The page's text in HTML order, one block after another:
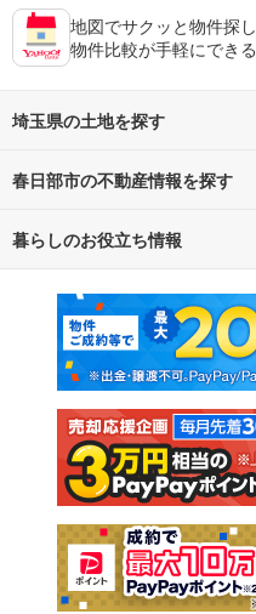
地図でサクッと物件探し
物件比較が手軽にできる
埼玉県の土地を探す
路線・駅から探す
通勤・通学時間から探す
春日部市の不動産情報を探す
不動産・住宅
新築マンション
新築一戸建て
注文住宅
売却査定
暮らしのお役立ち情報
マンションカタログ